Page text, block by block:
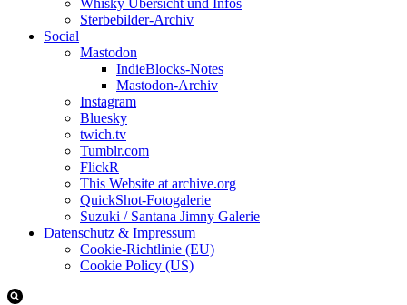
Whisky Übersicht und Infos
Sterbebilder-Archiv
Social
Mastodon
IndieBlocks-Notes
Mastodon-Archiv
Instagram
Bluesky
twich.tv
Tumblr.com
FlickR
This Website at archive.org
QuickShot-Fotogalerie
Suzuki / Santana Jimny Galerie
Datenschutz & Impressum
Cookie-Richtlinie (EU)
Cookie Policy (US)